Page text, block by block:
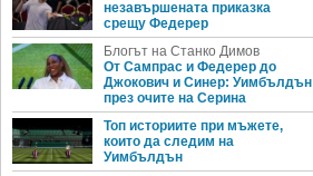
незавършената приказка
срещу Федерер
Блогът на Станко Димов
От Сампрас и Федерер до
Джокович и Синер: Уимбълдън
през очите на Серина
Топ историите при мъжете,
които да следим на
Уимбълдън